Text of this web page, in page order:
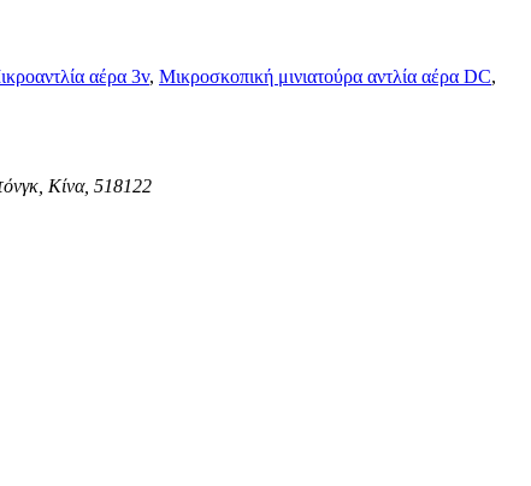
αέρα 3v, Μικροσκοπική μινιατούρα αντλία αέρα DC,
Κίνα, 518122